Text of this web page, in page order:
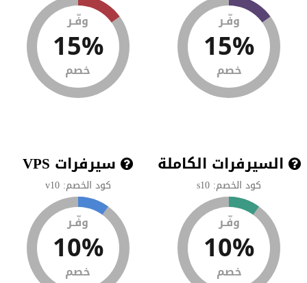
وفّـر
15%
خصم
وفّـر
15%
خصم
السيرفرات الكاملة
كود الخصم: s10
وفّـر
10%
خصم
سيرفرات VPS
كود الخصم: v10
وفّـر
10%
خصم